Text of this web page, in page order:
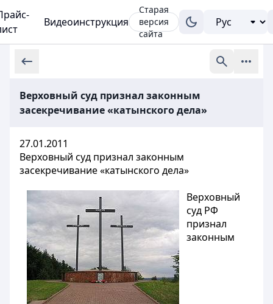
Видеоинструкция
Старая
версия
сайта
Верховный суд признал законным
засекречивание «катынского дела»
27.01.2011
Верховный суд признал законным
засекречивание «катынского дела»
Верховный
суд РФ
признал
законным